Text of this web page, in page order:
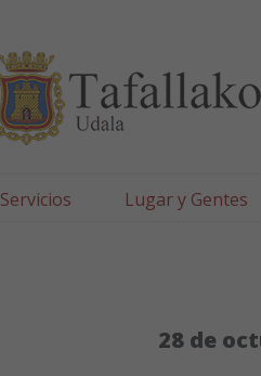
Servicios Lugar y Gentes
28 de